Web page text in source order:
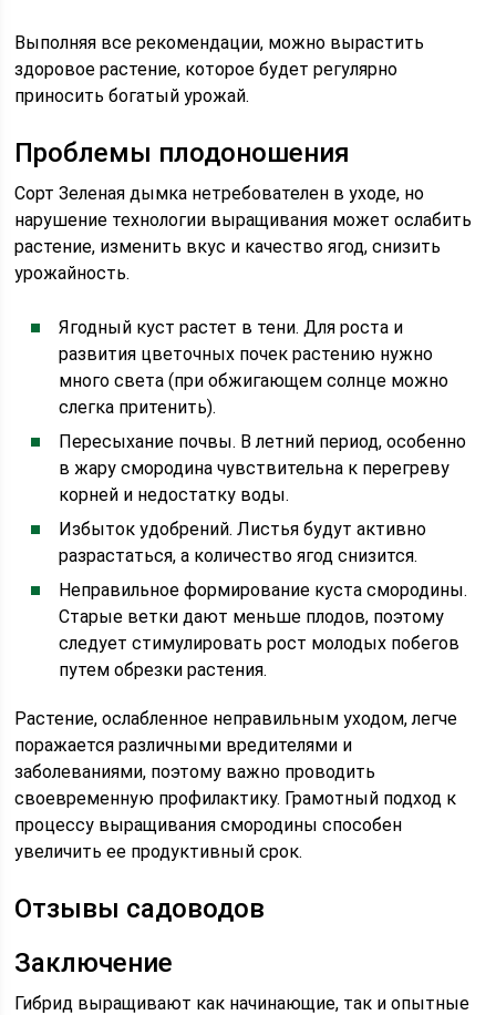
Выполняя все рекомендации, можно вырастить
здоровое растение, которое будет регулярно
приносить богатый урожай.
Проблемы плодоношения
Сорт Зеленая дымка нетребователен в уходе, но
нарушение технологии выращивания может ослабить
растение, изменить вкус и качество ягод, снизить
урожайность.
Ягодный куст растет в тени. Для роста и
развития цветочных почек растению нужно
много света (при обжигающем солнце можно
слегка притенить).
Пересыхание почвы. В летний период, особенно
в жару смородина чувствительна к перегреву
корней и недостатку воды.
Избыток удобрений. Листья будут активно
разрастаться, а количество ягод снизится.
Неправильное формирование куста смородины.
Старые ветки дают меньше плодов, поэтому
следует стимулировать рост молодых побегов
путем обрезки растения.
Растение, ослабленное неправильным уходом, легче
поражается различными вредителями и
заболеваниями, поэтому важно проводить
своевременную профилактику. Грамотный подход к
процессу выращивания смородины способен
увеличить ее продуктивный срок.
Отзывы садоводов
Заключение
Гибрид выращивают как начинающие, так и опытные